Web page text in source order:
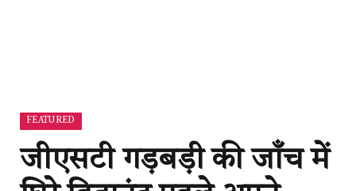
FEATURED
जीएसटी गड़बड़ी की जाँच में